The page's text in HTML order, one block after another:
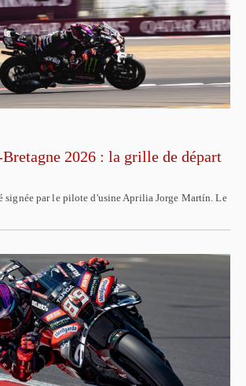
Bretagne 2026 : la grille de départ
signée par le pilote d'usine Aprilia Jorge Martín. Le